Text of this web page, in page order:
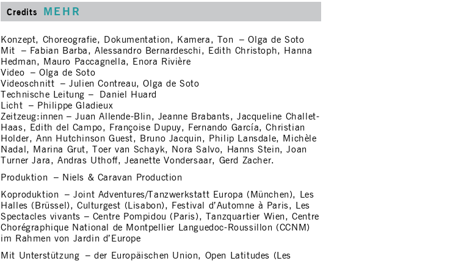
Credits MEHR
Konzept, Choreografie, Dokumentation, Kamera, Ton – Olga de Soto
Mit – Fabian Barba, Alessandro Bernardeschi, Edith Christoph, Hanna
Hedman, Mauro Paccagnella, Enora Rivière
Video – Olga de Soto
Videoschnitt – Julien Contreau, Olga de Soto
Technische Leitung – Daniel Huard
Licht – Philippe Gladieux
Zeitzeug:innen – Juan Allende-Blin, Jeanne Brabants, Jacqueline Challet-
Haas, Edith del Campo, Françoise Dupuy, Fernando García, Christian
Holder, Ann Hutchinson Guest, Bruno Jacquin, Philip Lansdale, Michèle
Nadal, Marina Grut, Toer van Schayk, Nora Salvo, Hanns Stein, Joan
Turner Jara, Andras Uthoff, Jeanette Vondersaar, Gerd Zacher.
Produktion – Niels & Caravan Production
Koproduktion – Joint Adventures/Tanzwerkstatt Europa (München), Les
Halles (Brüssel), Culturgest (Lisabon), Festival d’Automne à Paris, Les
Spectacles vivants – Centre Pompidou (Paris), Tanzquartier Wien, Centre
Chorégraphique National de Montpellier Languedoc-Roussillon (CCNM)
im Rahmen von Jardin d’Europe
Mit Unterstützung – der Europäischen Union, Open Latitudes (Les